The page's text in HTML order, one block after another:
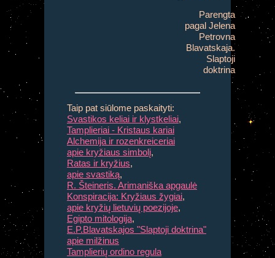
Parengta
pagal Jelena
Petrovna
Blavatskaja.
Slaptoji
doktrina
Taip pat siūlome paskaityti:
Svastikos keliai ir klystkeliai,
Tamplieriai - Kristaus kariai
Alchemija ir rozenkreiceriai
apie kryžiaus simbolį,
Ratas ir kryžius,
apie svastiką,
R. Šteineris. Arimaniška apgaulė
Konspiracija: Kryžiaus žygiai,
apie kryžių lietuvių poezijoje,
Egipto mitologija,
E.P.Blavatskajos "Slaptoji doktrina"
apie milžinus
Tamplierių ordino regula